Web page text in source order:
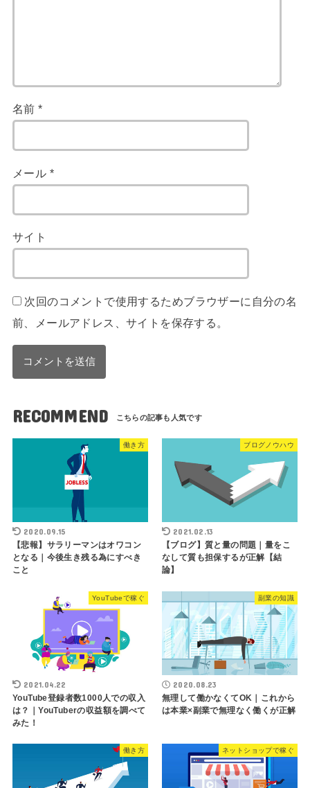
名前*
メール *
サイト
次回のコメントで使用するためブラウザーに自分の名
前、メールアドレス、サイトを保存する。
RECOMMEND
働き方
2020.09.15
【悲報】サラリーマンはオワコン
となる｜今後生き残る為にすべき
こと
ブログノウハウ
2021.02.13
【ブログ】質と量の問題｜量をこ
なして質も担保するが正解【結
論】
YouTubeで稼ぐ
2021.04.22
YouTube登録者数1000人での収入
は？｜YouTuberの収益額を調べて
みた！
副業の知識
2020.08.23
無理して働かなくてOK｜これから
は本業×副業で無理なく働くが正解
働き方 ネットショップで稼ぐ